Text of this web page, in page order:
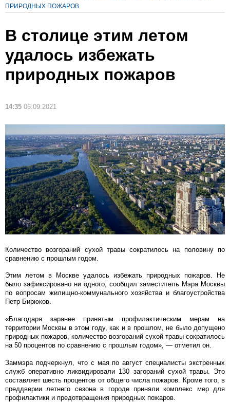
ПРИРОДНЫХ ПОЖАРОВ
В столице этим летом
удалось избежать
природных пожаров
14:35 06.09.2021
Количество возгораний сухой травы сократилось на половину по
сравнению с прошлым годом.
Этим летом в Москве удалось избежать природных пожаров. Не
было зафиксировано ни одного, сообщил заместитель Мэра Москвы
по вопросам жилищно-коммунального хозяйства и благоустройства
Петр Бирюков.
«Благодаря заранее принятым профилактическим мерам на
территории Москвы в этом году, как и в прошлом, не было допущено
природных пожаров, количество возгораний сухой травы сократилось
на 50 процентов по сравнению с прошлым годом», — отметил он.
Заммэра подчеркнул, что с мая по август специалисты экстренных
служб оперативно ликвидировали 130 загораний сухой травы. Это
составляет шесть процентов от общего числа пожаров. Кроме того, в
преддверии летнего сезона в городе приняли комплекс мер для
профилактики и предотвращения природных пожаров.